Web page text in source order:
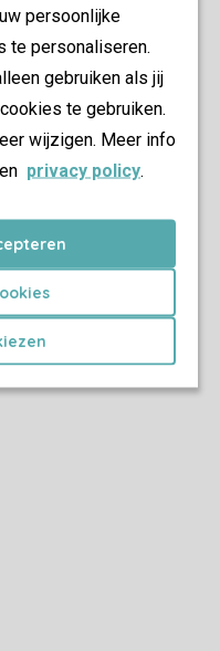
persoonlijke
te personaliseren.
gebruiken als jij
te gebruiken.
wijzigen. Meer info
en privacy policy.